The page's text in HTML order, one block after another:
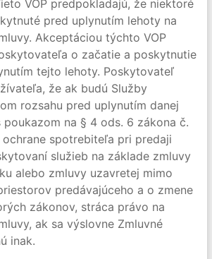
VOP predpokladajú, že niektoré
pred uplynutím lehoty na
Akceptáciou týchto VOP
o začatie a poskytnutie
tejto lehoty. Poskytovateľ
že ak budú Služby
rozsahu pred uplynutím danej
na § 4 ods. 6 zákona č.
ochrane spotrebiteľa pri predaji
služieb na základe zmluvy
alebo zmluvy uzavretej mimo
predávajúceho a o zmene
zákonov, stráca právo na
ak sa výslovne Zmluvné
inak.